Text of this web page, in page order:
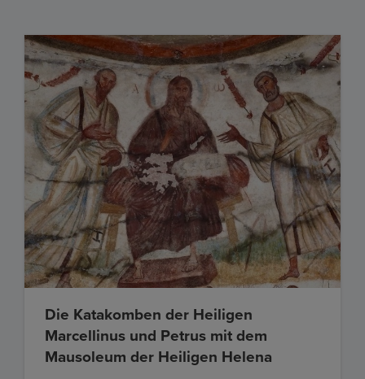
Die Katakomben der Heiligen
Marcellinus und Petrus mit dem
Mausoleum der Heiligen Helena